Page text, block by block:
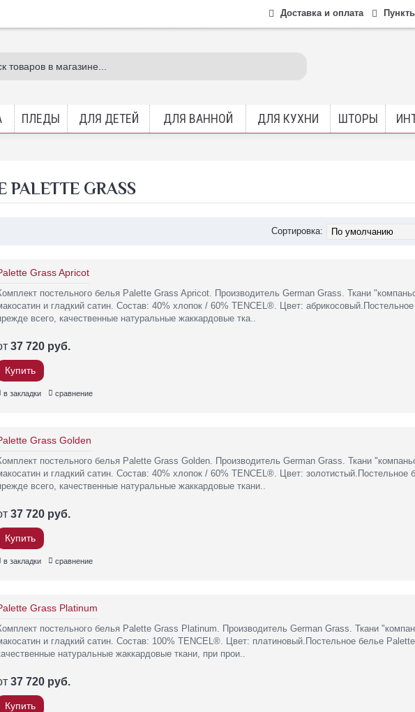
Доставка и оплата
ПЛЕДЫ ДЛЯ ДЕТЕЙ ДЛЯ ВАННОЙ ДЛЯ КУХНИ ШТОРЫ
GRASS
Сортировка:
Grass Apricot
постельного белья Palette Grass Apricot. Производитель German Grass. Ткани
и гладкий сатин. Состав: 40% хлопок / 60% TENCEL®. Цвет:
всего, качественные натуральные жаккардовые тка..
37 720 руб.
Купить
в закладки сравнение
Grass Golden
постельного белья Palette Grass Golden. Производитель German Grass. Ткани
и гладкий сатин. Состав: 40% хлопок / 60% TENCEL®. Цвет:
всего, качественные натуральные жаккардовые ткани..
37 720 руб.
Купить
в закладки сравнение
Grass Platinum
постельного белья Palette Grass Platinum. Производитель German Grass. Ткани
и гладкий сатин. Состав: 100% TENCEL®. Цвет: платиновый.Постельное белье
натуральные жаккардовые ткани, при прои..
37 720 руб.
Купить